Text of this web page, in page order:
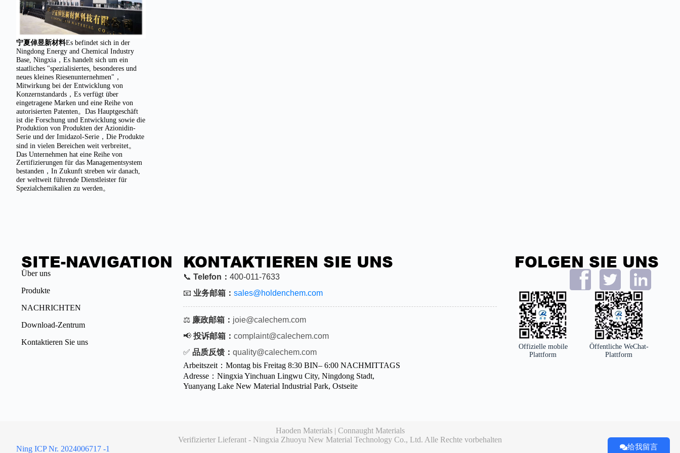
宁夏倬昱新材料Es befindet sich in der
Ningdong Energy and Chemical Industry
Base, Ningxia，Es handelt sich um ein
staatliches "spezialisiertes, besonderes und
neues kleines Riesenunternehmen"，
Mitwirkung bei der Entwicklung von
Konzernstandards，Es verfügt über
eingetragene Marken und eine Reihe von
autorisierten Patenten。Das Hauptgeschäft
ist die Forschung und Entwicklung sowie die
Produktion von Produkten der Azionidin-
Serie und der Imidazol-Serie，Die Produkte
sind in vielen Bereichen weit verbreitet。
Das Unternehmen hat eine Reihe von
Zertifizierungen für das Managementsystem
bestanden，In Zukunft streben wir danach,
der weltweit führende Dienstleister für
Spezialchemikalien zu werden。
给我留言
SITE-NAVIGATION
Über uns
Produkte
NACHRICHTEN
Download-Zentrum
Kontaktieren Sie uns
KONTAKTIEREN SIE UNS
📞 Telefon： 400-011-7633
📧 业务邮箱 ： sales@holdenchem.com
⚖️ 廉政邮箱 ： joie@calechem.com
📢 投诉邮箱 ： complaint@calechem.com
✅ 品质反馈 ： quality@calechem.com
Arbeitszeit：Montag bis Freitag 8:30 BIN– 6:00 NACHMITTAGS
Adresse：Ningxia Yinchuan Lingwu City, Ningdong Stadt,
Yuanyang Lake New Material Industrial Park, Ostseite
FOLGEN SIE UNS
Offizielle mobile
Plattform
Öffentliche WeChat-
Plattform
Haoden Materials | Connaught Materials
Verifizierter Lieferant - Ningxia Zhuoyu New Material Technology Co., Ltd. Alle Rechte vorbehalten
Ning ICP Nr. 2024006717 -1